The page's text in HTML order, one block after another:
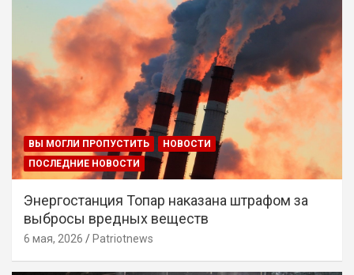
ВЫ МОГЛИ ПРОПУСТИТЬ
НОВОСТИ
ПОСЛЕДНИЕ НОВОСТИ
Энергостанция Топар наказана штрафом за
выбросы вредных веществ
6 мая, 2026 Patriotnews